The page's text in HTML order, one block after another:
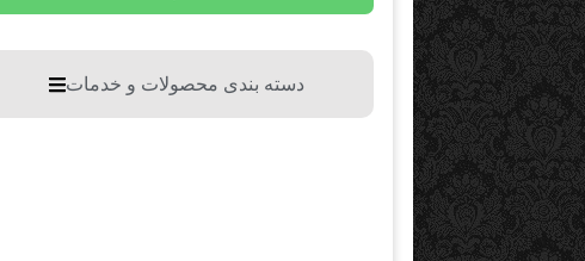
دسته بندی محصولات و خدمات